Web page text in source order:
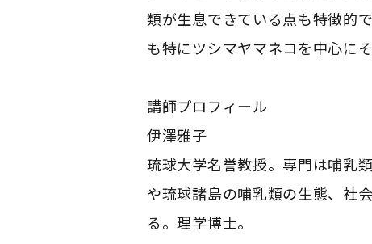
類が生息できている点も特徴的
も特にツシマヤマネコを中心に
講師プロフィール
伊澤雅子
琉球大学名誉教授。専門は哺乳
や琉球諸島の哺乳類の生態、社
る。理学博士。